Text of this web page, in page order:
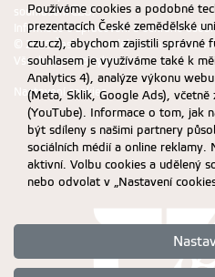
souhlasem ČZU.
Informace o zpracování a ochraně
© 2026 Česká zemědělská univerzita v
Všechna práva vyhrazena
Nastavení cookies
Používáme cookies a podobné
prezentacích České zemědělské
czu.cz), abychom zajistili správné
souhlasem je využíváme také k
Analytics 4), analýze výkonu
(Meta, Sklik, Google Ads), včetně
(YouTube). Informace o tom, jak
být sdíleny s našimi partnery
sociálních médií a online reklamy.
aktivní. Volbu cookies a udělený
nebo odvolat v „Nastavení